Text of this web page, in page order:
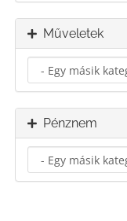
Műveletek
Pénznem